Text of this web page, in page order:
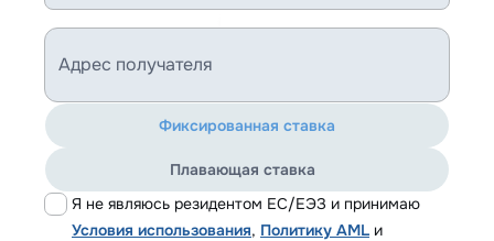
Адрес получателя
Я не являюсь резидентом ЕС/ЕЭЗ и принимаю
Условия использования, Политику AML и
Фиксированная ставка
Плавающая ставка